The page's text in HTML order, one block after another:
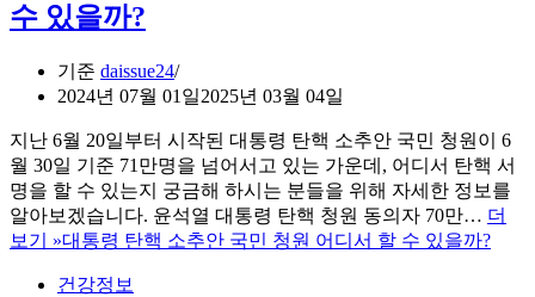
수 있을까?
기준 daissue24
2024년 07월 01일2025년 03월 04일
지난 6월 20일부터 시작된 대통령 탄핵 소추안 국민 청원이 6
월 30일 기준 71만명을 넘어서고 있는 가운데, 어디서 탄핵 서
명을 할 수 있는지 궁금해 하시는 분들을 위해 자세한 정보를
알아보겠습니다. 윤석열 대통령 탄핵 청원 동의자 70만… 더
보기 »대통령 탄핵 소추안 국민 청원 어디서 할 수 있을까?
건강정보